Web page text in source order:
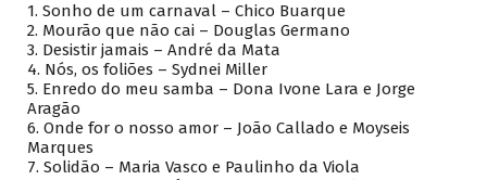
1. Sonho de um carnaval – Chico Buarque
2. Mourão que não cai – Douglas Germano
3. Desistir jamais – André da Mata
4. Nós, os foliões – Sydnei Miller
5. Enredo do meu samba – Dona Ivone Lara e Jorge
Aragão
6. Onde for o nosso amor – João Callado e Moyseis
Marques
7. Solidão – Maria Vasco e Paulinho da Viola